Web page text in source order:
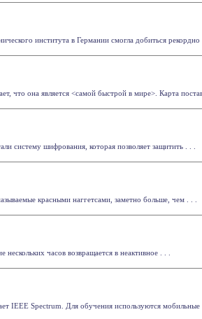
института в Германии смогла добиться рекордно .
что она является <самой быстрой в мире>. Карта
систему шифрования, которая позволяет защитить . . .
красными наггетсами, заметно больше, чем . . .
часов возвращается в неактивное . . .
IEEE Spectrum. Для обучения используются мобильные